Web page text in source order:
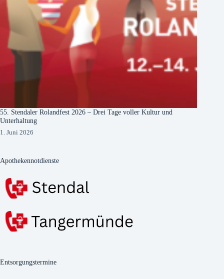
55. Stendaler Rolandfest 2026 – Drei Tage voller Kultur und
Unterhaltung
1. Juni 2026
Apothekennotdienste
Entsorgungstermine